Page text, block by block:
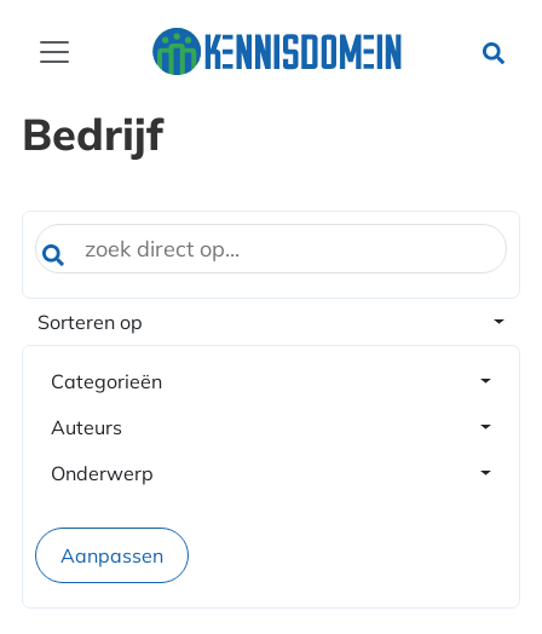
Bedrijf
Sorteren op
Categorieën
Auteurs
Onderwerp